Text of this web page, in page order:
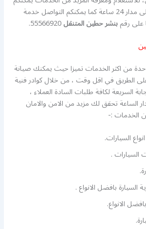
التواصل معنا هاتفيا على مدار 24 ساعة كما يمكنكم التواصل خدمة
على رقمبنشر حطينالمتنقل55566920.
من اكثر الخدمات تميزا حيث يمكنك صيانة
الطريق في اقل وقت ، من خلال كوادر فنية
السريعة لكافة طلبات السادة العملاء ،
الساعة تحقق لك مزيد من الامن والامان
الخدمات :-
السيارات.
السيارات .
السيارة بافضل الانواع .
الانواع.